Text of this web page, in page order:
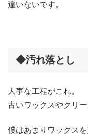
違いないです。
◆汚れ落とし
大事な工程がこれ。
古いワックスやクリー
僕はあまりワックス